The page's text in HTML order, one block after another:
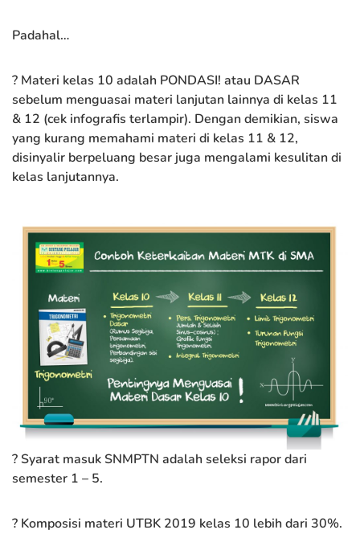
Padahal…
? Materi kelas 10 adalah PONDASI! atau DASAR
sebelum menguasai materi lanjutan lainnya di kelas 11
& 12 (cek infografis terlampir). Dengan demikian, siswa
yang kurang memahami materi di kelas 11 & 12,
disinyalir berpeluang besar juga mengalami kesulitan di
kelas lanjutannya.
? Syarat masuk SNMPTN adalah seleksi rapor dari
semester 1 – 5.
? Komposisi materi UTBK 2019 kelas 10 lebih dari 30%.